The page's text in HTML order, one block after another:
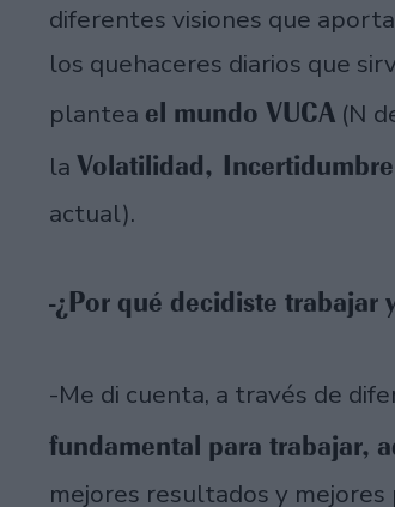
diferentes visiones que
los quehaceres diarios que
plantea el mundo VUCA (N
la Volatilidad,
actual).
-¿Por qué decidiste trabajar
-Me di cuenta, a través de
fundamental para trabajar,
mejores resultados y